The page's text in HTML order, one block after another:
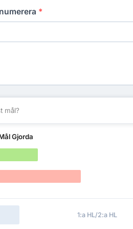
*
mål?
Gjorda
1:a HL/2:a HL